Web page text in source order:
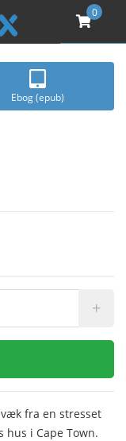
0
Ebog (epub)
+
fra en stresset
i Cape Town.